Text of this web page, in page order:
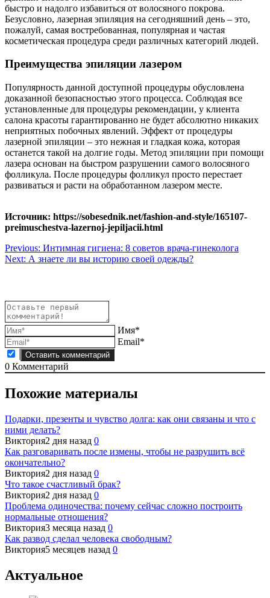
быстро и надолго избавиться от волосяного покрова.
Безусловно, лазерная эпиляция на сегодняшний день – это,
пожалуй, самая востребованная, популярная и частая
косметическая процедура среди различных категорий людей.
Преимущества эпиляции лазером
Популярность данной доступной процедуры обусловлена
доказанной безопасностью этого процесса. Соблюдая все
установленные для процедуры рекомендации, у клиента
салона красоты гарантированно не будет абсолютно никаких
неприятных побочных явлений. Эффект от процедуры
лазерной эпиляции – это нежная и гладкая кожа, которая
останется такой на долгие годы. Метод эпиляции при помощи
лазера основан на быстром разрушении самого волосяного
фолликула. После процедуры фолликул просто перестает
развиваться и расти на обработанном лазером месте.
Источник: https://sobesednik.net/fashion-and-style/165107-
preimuschestva-lazernoj-jepiljacii.html
Навигация
по
Previous: Интимная гигиена: 8 советов врача-гинеколога
Next: А знаете ли вы историю своей одежды?
Имя*
Email*
0 Комментарий
Похожие материалы
Подарки, презенты и чувство долга: как они связаны и что с
ними делать?
Виктория2 дня назад 0
Как разговаривать после измены, чтобы не разрушить всё
окончательно?
Виктория2 дня назад 0
Что такое счастливый брак?
Виктория2 дня назад 0
Проблема одиночества: почему сейчас сложно построить
нормальные отношения?
Виктория3 месяца назад 0
Как развод сделал человека свободным?
Виктория5 месяцев назад 0
Актуальное